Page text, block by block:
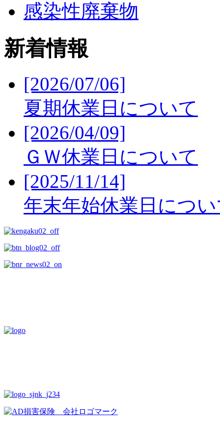
感染性廃棄物
新着情報
[2026/07/06]
夏期休業日について
[2026/04/09]
ＧＷ休業日について
[2025/11/14]
年末年始休業日につ